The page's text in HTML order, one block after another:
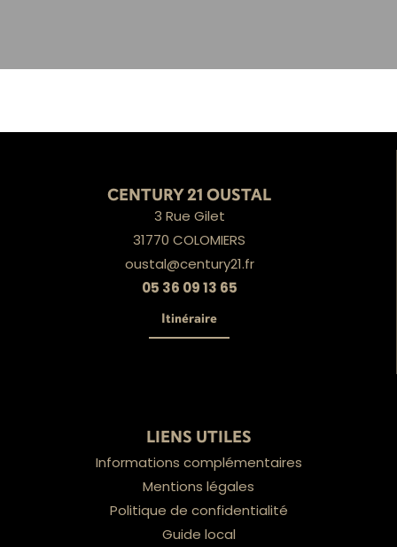
CENTURY 21 OUSTAL
3 Rue Gilet
31770 COLOMIERS
oustal@century21.fr
05 36 09 13 65
Itinéraire
LIENS UTILES
Informations complémentaires
Mentions légales
Politique de confidentialité
Guide local